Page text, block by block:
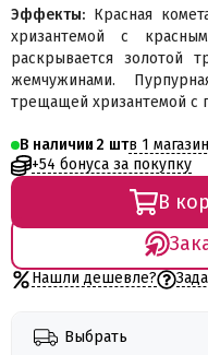
Эффекты: Красная
хризантемой с
раскрывается золотой
жемчужинами.
трещащей хризантемой с
В наличии 2
в 1
+54 бонуса за покупку
В
Нашли дешевле?
Выбрать